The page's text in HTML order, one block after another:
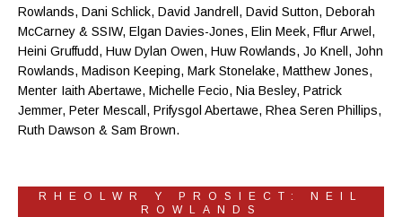
Rowlands, Dani Schlick, David Jandrell, David Sutton, Deborah
McCarney & SSIW, Elgan Davies-Jones, Elin Meek, Fflur Arwel,
Heini Gruffudd, Huw Dylan Owen, Huw Rowlands, Jo Knell, John
Rowlands, Madison Keeping, Mark Stonelake, Matthew Jones,
Menter Iaith Abertawe, Michelle Fecio, Nia Besley, Patrick
Jemmer, Peter Mescall, Prifysgol Abertawe, Rhea Seren Phillips,
Ruth Dawson & Sam Brown.
RHEOLWR Y PROSIECT: NEIL
ROWLANDS